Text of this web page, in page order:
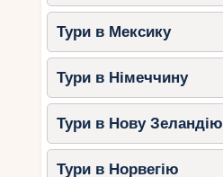
Тури в Мексику
Тури в Німеччину
Тури в Нову Зеландію
Тури в Норвегію